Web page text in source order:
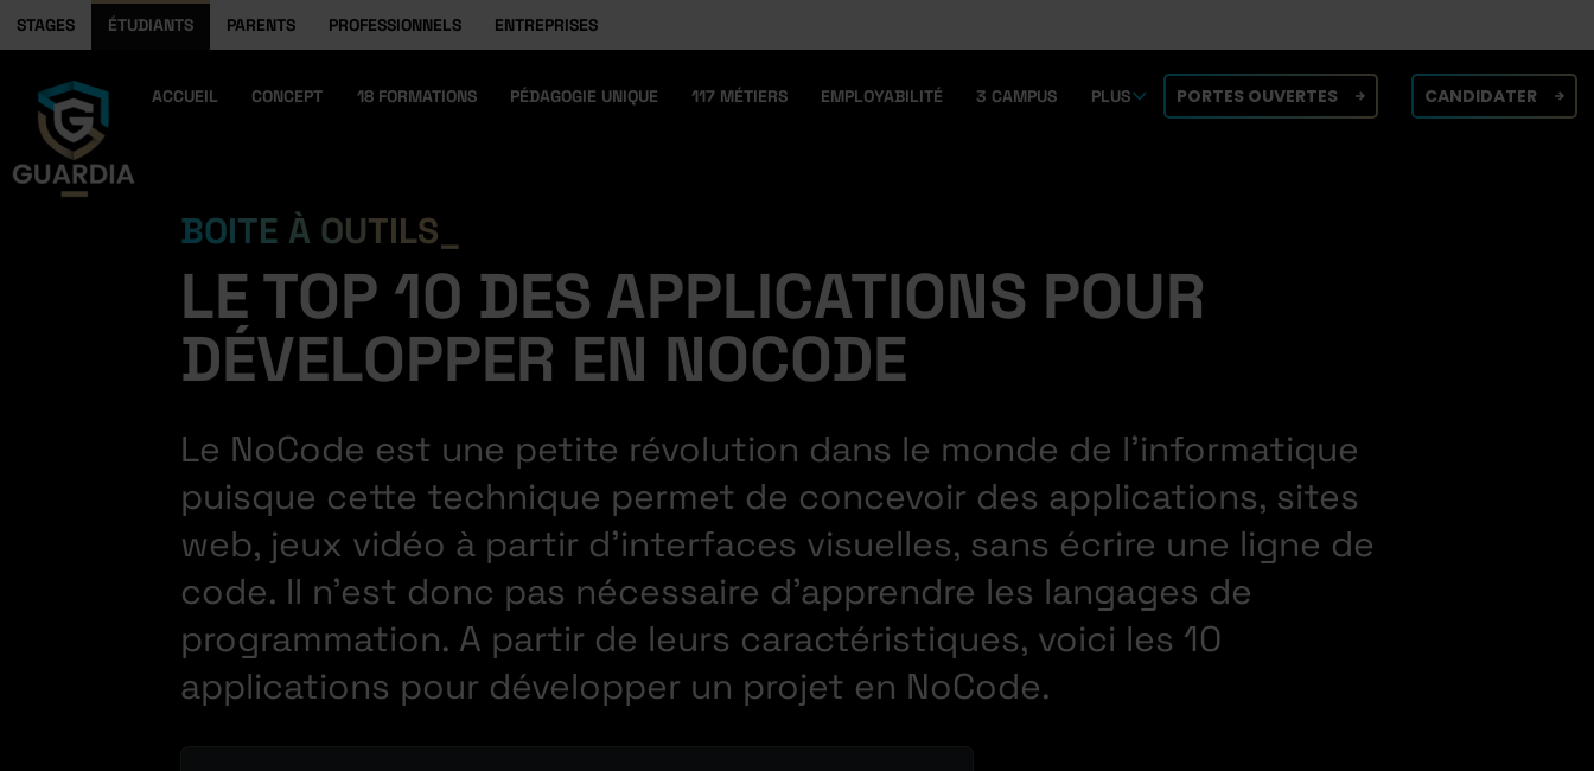
STAGES ÉTUDIANTS PARENTS PROFESSIONNELS ENTREPRISES
ACCUEIL CONCEPT 18 FORMATIONS PÉDAGOGIE UNIQUE 117 MÉTIERS EMPLOYABILITÉ 3 CAMPUS PLUS PORTES OUVERTES CANDIDATER
BOITE À OUTILS
LE TOP 10 DES APPLICATIONS POUR
DÉVELOPPER EN NOCODE
Le NoCode est une petite révolution dans le monde de l’informatique
puisque cette technique permet de concevoir des applications, sites
web, jeux vidéo à partir d’interfaces visuelles, sans écrire une ligne de
code. Il n’est donc pas nécessaire d’apprendre les langages de
programmation. A partir de leurs caractéristiques, voici les 10
applications pour développer un projet en NoCode.